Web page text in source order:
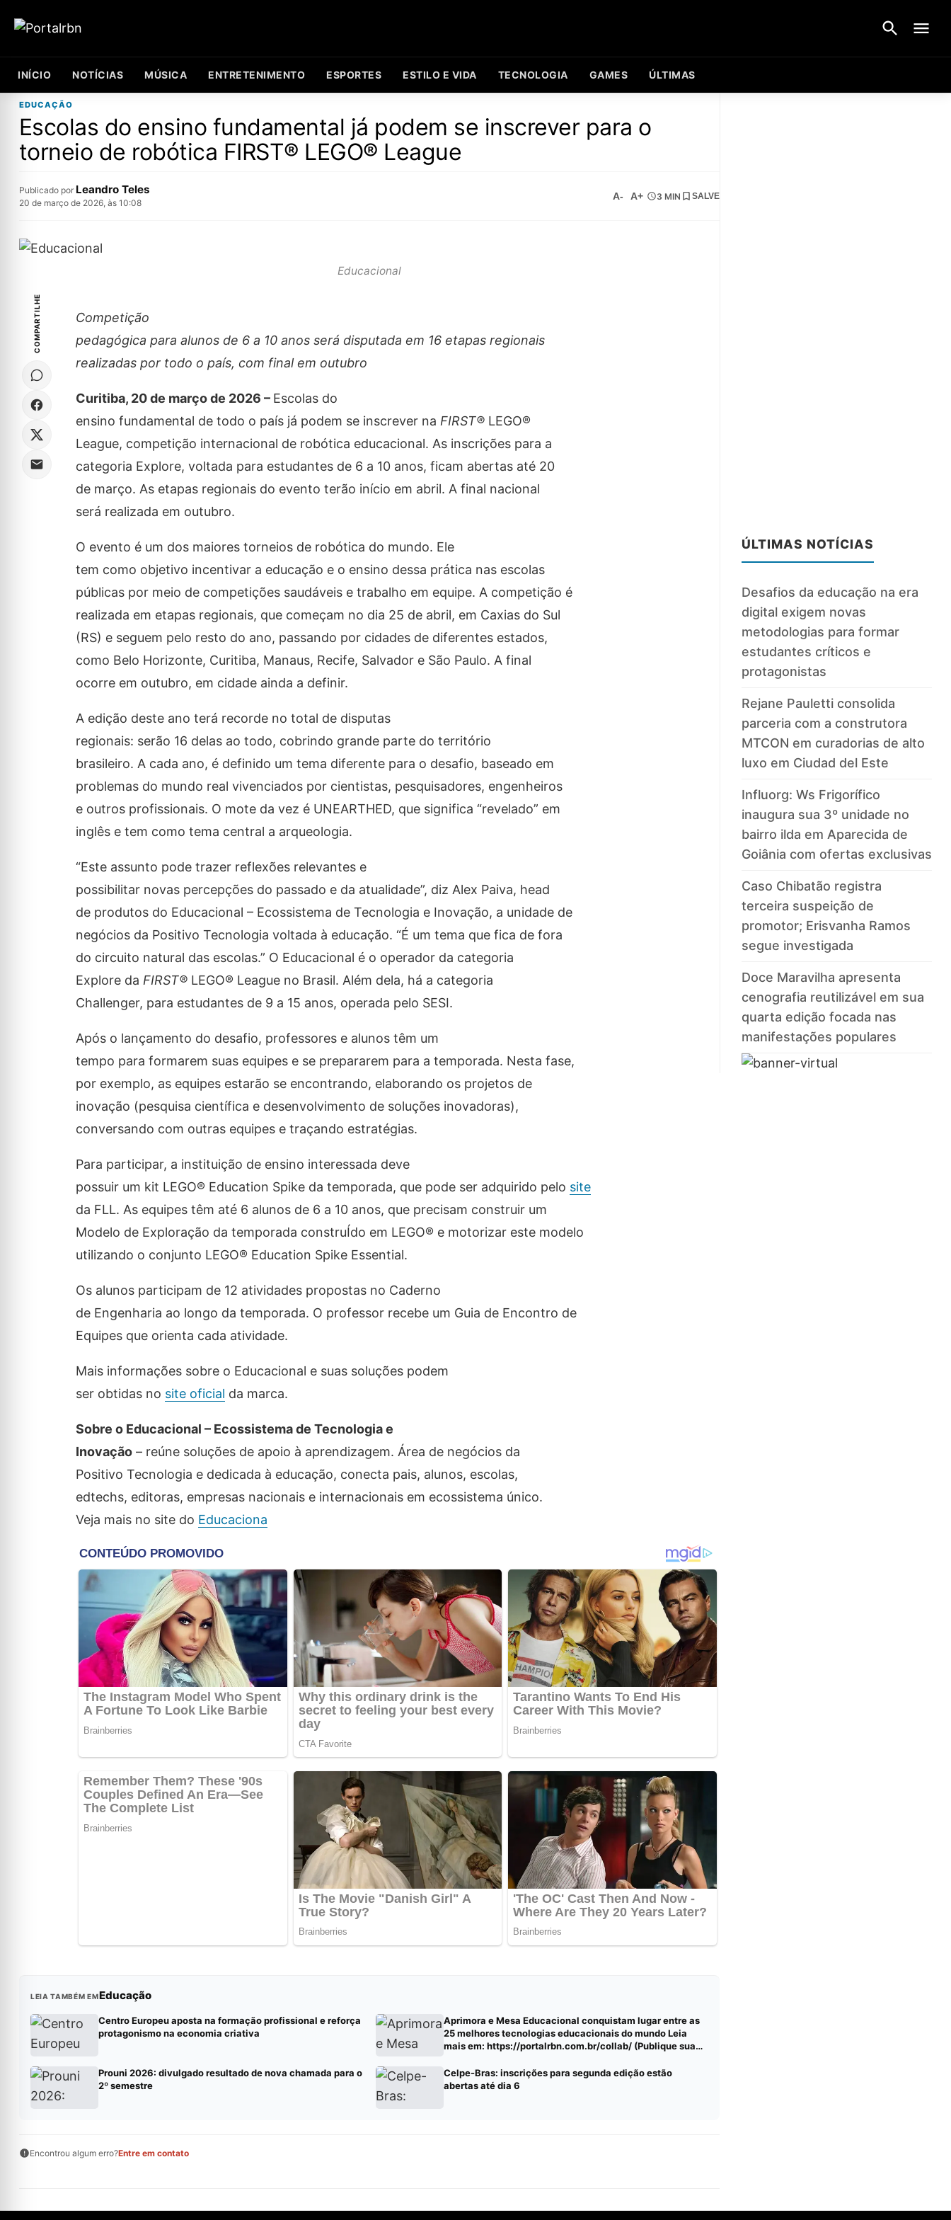
INÍCIO NOTÍCIAS MÚSICA ENTRETENIMENTO ESPORTES ESTILO E VIDA TECNOLOGIA GAMES ÚLTIMAS
EDUCAÇÃO
Escolas do ensino fundamental já podem se inscrever para o
torneio de robótica FIRST® LEGO® League
Publicado por Leandro Teles
20 de março de 2026, às 10:08
A- A+ 3 MIN SALVE
Educacional
COMPARTILHE
Competição
pedagógica para alunos de 6 a 10 anos será disputada em 16 etapas regionais
realizadas por todo o país, com final em outubro
Curitiba, 20 de março de 2026 – Escolas do
ensino fundamental de todo o país já podem se inscrever na FIRST®LEGO®
League, competição internacional de robótica educacional. As inscrições para a
categoria Explore, voltada para estudantes de 6 a 10 anos, ficam abertas até 20
de março. As etapas regionais do evento terão início em abril. A final nacional
será realizada em outubro.
O evento é um dos maiores torneios de robótica do mundo. Ele
tem como objetivo incentivar a educação e o ensino dessa prática nas escolas
públicas por meio de competições saudáveis e trabalho em equipe. A competição é
realizada em etapas regionais, que começam no dia 25 de abril, em Caxias do Sul
(RS) e seguem pelo resto do ano, passando por cidades de diferentes estados,
como Belo Horizonte, Curitiba, Manaus, Recife, Salvador e São Paulo. A final
ocorre em outubro, em cidade ainda a definir.
A edição deste ano terá recorde no total de disputas
regionais: serão 16 delas ao todo, cobrindo grande parte do território
brasileiro. A cada ano, é definido um tema diferente para o desafio, baseado em
problemas do mundo real vivenciados por cientistas, pesquisadores, engenheiros
e outros profissionais. O mote da vez é UNEARTHED, que significa “revelado” em
inglês e tem como tema central a arqueologia.
“Este assunto pode trazer reflexões relevantes e
possibilitar novas percepções do passado e da atualidade”, diz Alex Paiva, head
de produtos do Educacional – Ecossistema de Tecnologia e Inovação, a unidade de
negócios da Positivo Tecnologia voltada à educação. “É um tema que fica de fora
do circuito natural das escolas.” O Educacional é o operador da categoria
Explore da FIRST®LEGO® League no Brasil. Além dela, há a categoria
Challenger, para estudantes de 9 a 15 anos, operada pelo SESI.
Após o lançamento do desafio, professores e alunos têm um
tempo para formarem suas equipes e se prepararem para a temporada. Nesta fase,
por exemplo, as equipes estarão se encontrando, elaborando os projetos de
inovação (pesquisa científica e desenvolvimento de soluções inovadoras),
conversando com outras equipes e traçando estratégias.
Para participar, a instituição de ensino interessada deve
possuir um kit LEGO® Education Spike da temporada, que pode ser adquirido pelo site
da FLL. As equipes têm até 6 alunos de 6 a 10 anos, que precisam construir um
Modelo de Exploração da temporada construÍdo em LEGO® e motorizar este modelo
utilizando o conjunto LEGO® Education Spike Essential.
Os alunos participam de 12 atividades propostas no Caderno
de Engenharia ao longo da temporada. O professor recebe um Guia de Encontro de
Equipes que orienta cada atividade.
Mais informações sobre o Educacional e suas soluções podem
ser obtidas no site oficial da marca.
Sobre o Educacional – Ecossistema de Tecnologia e
Inovação– reúne soluções de apoio à aprendizagem. Área de negócios da
Positivo Tecnologia e dedicada à educação, conecta pais, alunos, escolas,
edtechs, editoras, empresas nacionais e internacionais em ecossistema único.
Veja mais no site do Educaciona
LEIA TAMBÉM EMEducação
Centro Europeu aposta na formação profissional e reforça
protagonismo na economia criativa
Aprimora e Mesa Educacional conquistam lugar entre as
25 melhores tecnologias educacionais do mundo Leia
mais em: https://portalrbn.com.br/collab/ (Publique sua
Prouni 2026: divulgado resultado de nova chamada para o
2º semestre
Celpe-Bras: inscrições para segunda edição estão
abertas até dia 6
Encontrou algum erro?Entre em contato
ÚLTIMAS NOTÍCIAS
Desafios da educação na era
digital exigem novas
metodologias para formar
estudantes críticos e
protagonistas
Rejane Pauletti consolida
parceria com a construtora
MTCON em curadorias de alto
luxo em Ciudad del Este
Influorg: Ws Frigorífico
inaugura sua 3º unidade no
bairro ilda em Aparecida de
Goiânia com ofertas exclusivas
Caso Chibatão registra
terceira suspeição de
promotor; Erisvanha Ramos
segue investigada
Doce Maravilha apresenta
cenografia reutilizável em sua
quarta edição focada nas
manifestações populares